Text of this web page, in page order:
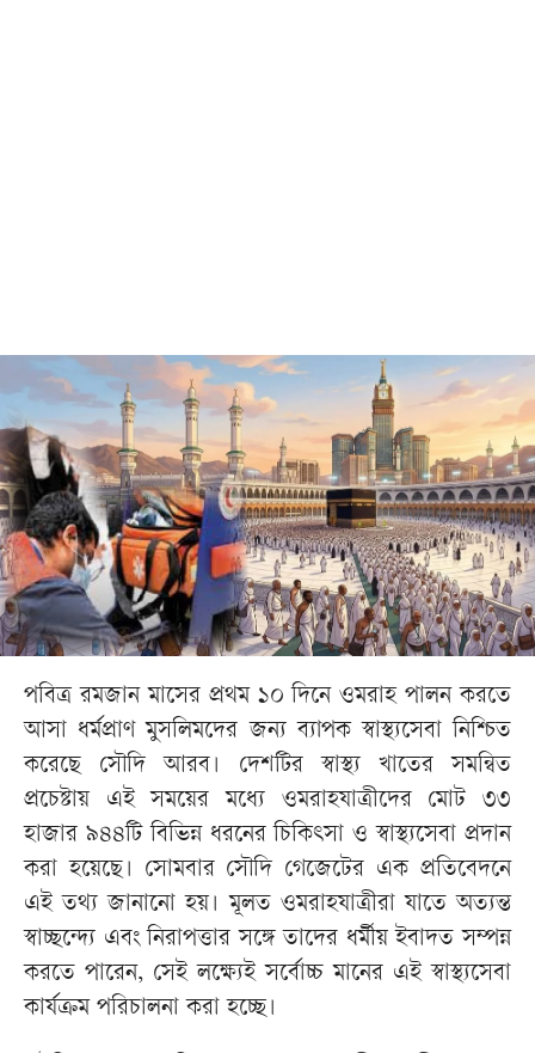
পবিত্র রমজান মাসের প্রথম ১০ দিনে ওমরাহ পালন করতে
আসা ধর্মপ্রাণ মুসলিমদের জন্য ব্যাপক স্বাস্থ্যসেবা নিশ্চিত
করেছে সৌদি আরব। দেশটির স্বাস্থ্য খাতের সমন্বিত
প্রচেষ্টায় এই সময়ের মধ্যে ওমরাহযাত্রীদের মোট ৩৩
হাজার ৯৪৪টি বিভিন্ন ধরনের চিকিৎসা ও স্বাস্থ্যসেবা প্রদান
করা হয়েছে। সোমবার সৌদি গেজেটের এক প্রতিবেদনে
এই তথ্য জানানো হয়। মূলত ওমরাহযাত্রীরা যাতে অত্যন্ত
স্বাচ্ছন্দ্যে এবং নিরাপত্তার সঙ্গে তাদের ধর্মীয় ইবাদত সম্পন্ন
করতে পারেন, সেই লক্ষ্যেই সর্বোচ্চ মানের এই স্বাস্থ্যসেবা
কার্যক্রম পরিচালনা করা হচ্ছে।